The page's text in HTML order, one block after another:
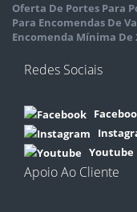
Oferta De Portes Para
Para Encomendas De
Encomenda Mínima De
Redes Sociais
Youtube
Apoio Ao Cliente